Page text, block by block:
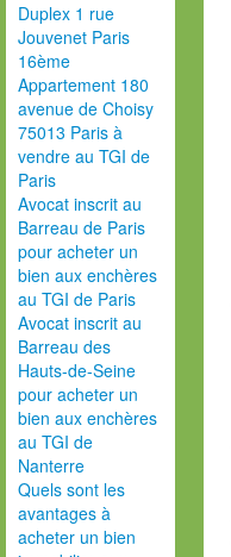
Duplex 1 rue
Jouvenet Paris
16ème
Appartement 180
avenue de Choisy
75013 Paris à
vendre au TGI de
Paris
Avocat inscrit au
Barreau de Paris
pour acheter un
bien aux enchères
au TGI de Paris
Avocat inscrit au
Barreau des
Hauts-de-Seine
pour acheter un
bien aux enchères
au TGI de
Nanterre
Quels sont les
avantages à
acheter un bien